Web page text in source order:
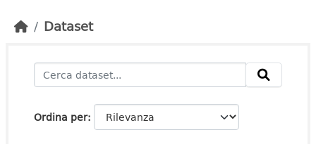
Dataset
Ordina per